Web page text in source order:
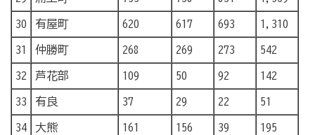
30 有屋町 620 617 693 1,310
31 仲勝町 268 269 273 542
32 芦花部 109 50 92 142
33 有良 37 29 22 51
34 大熊 161 156 39 195